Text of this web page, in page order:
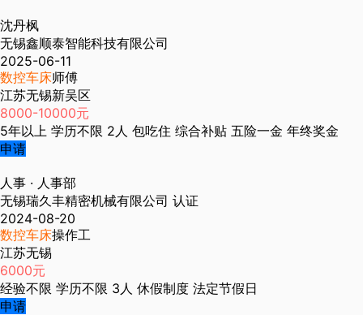
沈丹枫
无锡鑫顺泰智能科技有限公司
2025-06-11
数控车床师傅
江苏无锡新吴区
8000-10000元
5年以上 学历不限 2人 包吃住 综合补贴 五险一金 年终奖金
申请
人事 · 人事部
无锡瑞久丰精密机械有限公司 认证
2024-08-20
数控车床操作工
江苏无锡
6000元
经验不限 学历不限 3人 休假制度 法定节假日
申请